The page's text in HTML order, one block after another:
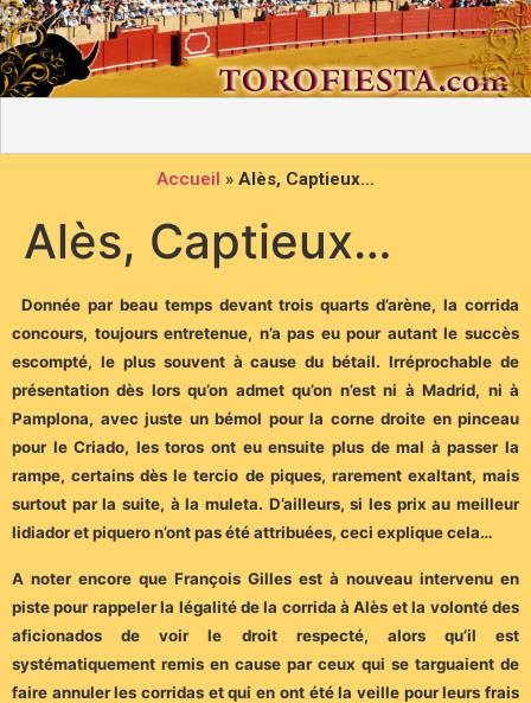
Accueil » Alès, Captieux…
Alès, Captieux…
Donnée par beau temps devant trois quarts d’arène, la corrida
concours, toujours entretenue, n’a pas eu pour autant le succès
escompté, le plus souvent à cause du bétail. Irréprochable de
présentation dès lors qu’on admet qu’on n’est ni à Madrid, ni à
Pamplona, avec juste un bémol pour la corne droite en pinceau
pour le Criado, les toros ont eu ensuite plus de mal à passer la
rampe, certains dès le tercio de piques, rarement exaltant, mais
surtout par la suite, à la muleta. D’ailleurs, si les prix au meilleur
lidiador et piquero n’ont pas été attribuées, ceci explique cela…
A noter encore que François Gilles est à nouveau intervenu en
piste pour rappeler la légalité de la corrida à Alès et la volonté des
aficionados de voir le droit respecté, alors qu’il est
systématiquement remis en cause par ceux qui se targuaient de
faire annuler les corridas et qui en ont été la veille pour leurs frais